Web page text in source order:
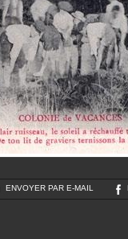
ENVOYER PAR E-MAIL